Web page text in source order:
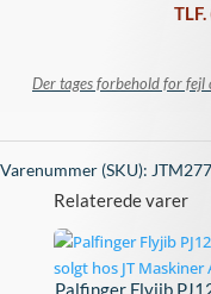
Der tages forbehold for fejl
Varenummer (SKU):
Relaterede varer
Palfinger Flyjib